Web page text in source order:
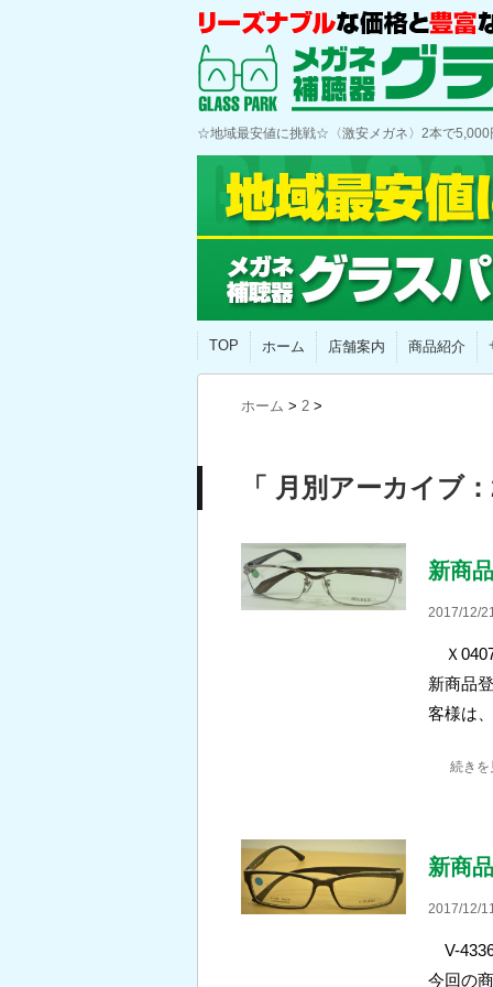
☆地域最安値に挑戦☆〈激安メガネ〉2本で5,000
TOP ホーム 店舗案内 商品紹介
ホーム > 2 >
「 月別アーカイブ
新商
2017/12/
Ｘ
新商品
客様は
続きを
新商
2017/12/
V-
今回の